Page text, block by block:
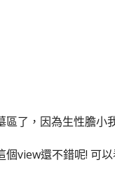
區了，因為生性膽小
個view還不錯呢! 可